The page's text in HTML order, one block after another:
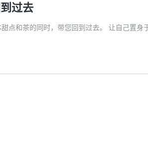
过去
点和茶的同时，带您回到过去。 让自己置身